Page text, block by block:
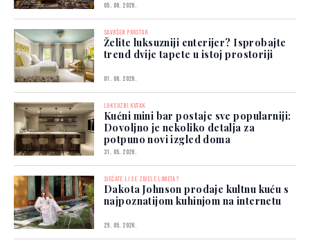
05. 06. 2026.
SAVRŠEN PROSTOR
Želite luksuzniji enterijer? Isprobajte
trend dvije tapete u istoj prostoriji
01. 06. 2026.
LUKSUZNI KUTAK
Kućni mini bar postaje sve popularniji:
Dovoljno je nekoliko detalja za
potpuno novi izgled doma
31. 05. 2026.
SJEĆATE LI SE ZDJELE LIMETA?
Dakota Johnson prodaje kultnu kuću s
najpoznatijom kuhinjom na internetu
29. 05. 2026.